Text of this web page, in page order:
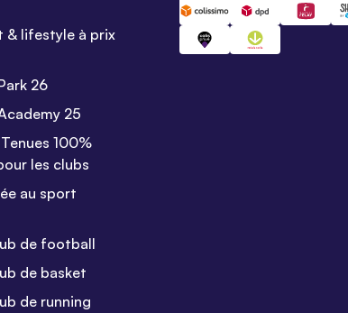
& lifestyle à prix
26
25
100%
les clubs
au sport
de football
de basket
de running